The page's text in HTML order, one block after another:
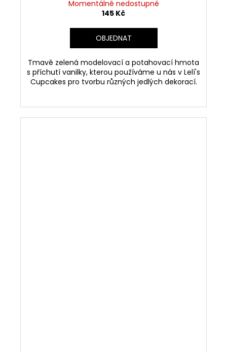
Momentálně nedostupné
145 Kč
OBJEDNAT
Tmavě zelená modelovací a potahovací hmota
s příchutí vanilky, kterou používáme u nás v Lelí's
Cupcakes pro tvorbu různých jedlých dekorací.